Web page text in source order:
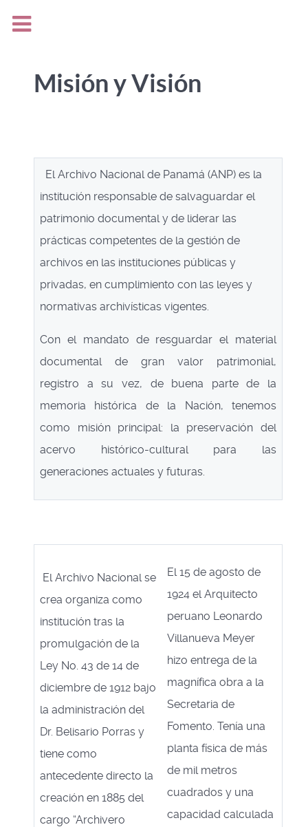
Misión y Visión
El Archivo Nacional de Panamá (ANP) es la
institución responsable de salvaguardar el
patrimonio documental y de liderar las
prácticas competentes de la gestión de
archivos en las instituciones públicas y
privadas, en cumplimiento con las leyes y
normativas archivísticas vigentes.
Con el mandato de resguardar el material
documental de gran valor patrimonial,
registro a su vez, de buena parte de la
memoria histórica de la Nación, tenemos
como misión principal: la preservación del
acervo histórico-cultural para las
generaciones actuales y futuras.
El Archivo Nacional se
crea organiza como
institución tras la
promulgación de la
Ley No. 43 de 14 de
diciembre de 1912 bajo
la administración del
Dr. Belisario Porras y
tiene como
antecedente directo la
creación en 1885 del
cargo “Archivero
El 15 de agosto de
1924 el Arquitecto
peruano Leonardo
Villanueva Meyer
hizo entrega de la
magnífica obra a la
Secretaria de
Fomento. Tenía una
planta física de más
de mil metros
cuadrados y una
capacidad calculada